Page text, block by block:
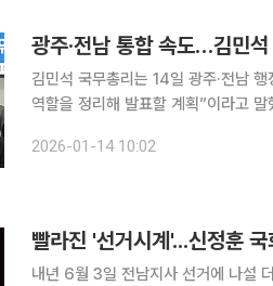
광주·전남 통합 속도…김민
김민석 국무총리는 14일 광주·전남
역할을 정리해 발표할 계획”이라고 말했다. 김 총리는 이날 국회 의원회관에서 열린
고 있다”며 “자치분권 강화와 지방주
2026-01-14 10:02
빨라진 '선거시계'...신정훈
내년 6월 3일 전남지사 선거에 나설 더불